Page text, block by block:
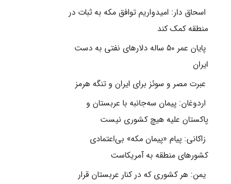
اسحاق دار: امیدواریم توافق مکه به ثبات در
منطقه کمک کند
پایان عمر ۵۰ ساله دلارهای نفتی به دست
ایران
عبرت مصر و سوئز برای ایران و تنگه هرمز
اردوغان: پیمان سه‌جانبه با عربستان و
پاکستان علیه هیچ کشوری نیست
زاکانی: پیام «پیمان مکه» بی‌اعتمادی
کشورهای منطقه به آمریکاست
یمن: هر کشوری که در کنار عربستان قرار